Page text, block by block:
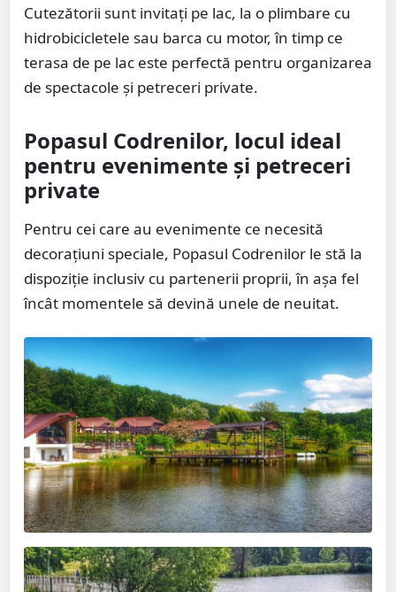
Cutezătorii sunt invitați pe lac, la o plimbare cu
hidrobicicletele sau barca cu motor, în timp ce
terasa de pe lac este perfectă pentru organizarea
de spectacole și petreceri private.
Popasul Codrenilor, locul ideal
pentru evenimente și petreceri
private
Pentru cei care au evenimente ce necesită
decorațiuni speciale, Popasul Codrenilor le stă la
dispoziție inclusiv cu partenerii proprii, în așa fel
încât momentele să devină unele de neuitat.